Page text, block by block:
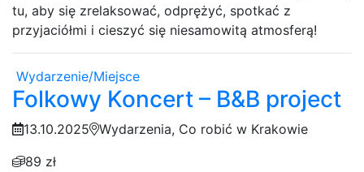
tu, aby się zrelaksować, odprężyć, spotkać z
przyjaciółmi i cieszyć się niesamowitą atmosferą!
Wydarzenie/Miejsce
Folkowy Koncert – B&B project
13.10.2025
Wydarzenia, Co robić w Krakowie
89 zł